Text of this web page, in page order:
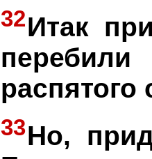
32Итак
распятого
33Но,